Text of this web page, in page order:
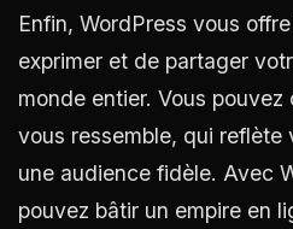
Enfin, WordPress vous
exprimer et de partager
monde entier. Vous
vous ressemble, qui
une audience fidèle. Avec
pouvez bâtir un empire en